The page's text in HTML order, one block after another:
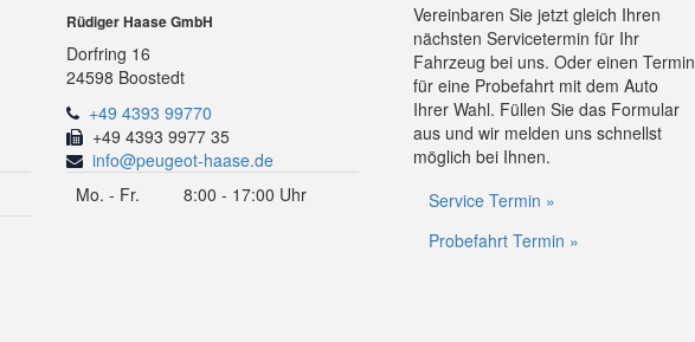
Rüdiger Haase GmbH
Dorfring 16
24598 Boostedt
+49 4393 99770
+49 4393 9977 35
info@peugeot-haase.de
Mo. - Fr.
8:00 - 17:00 Uhr
Vereinbaren Sie jetzt gleich Ihren
nächsten Servicetermin für Ihr
Fahrzeug bei uns. Oder einen Termin
für eine Probefahrt mit dem Auto
Ihrer Wahl. Füllen Sie das Formular
aus und wir melden uns schnellst
möglich bei Ihnen.
Service Termin »
Probefahrt Termin »